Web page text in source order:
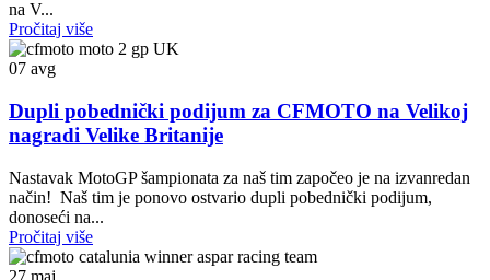
na V...
Pročitaj više
07 avg
Dupli pobednički podijum za CFMOTO na Velikoj
nagradi Velike Britanije
Nastavak MotoGP šampionata za naš tim započeo je na izvanredan
način! Naš tim je ponovo ostvario dupli pobednički podijum,
donoseći na...
Pročitaj više
27 maj